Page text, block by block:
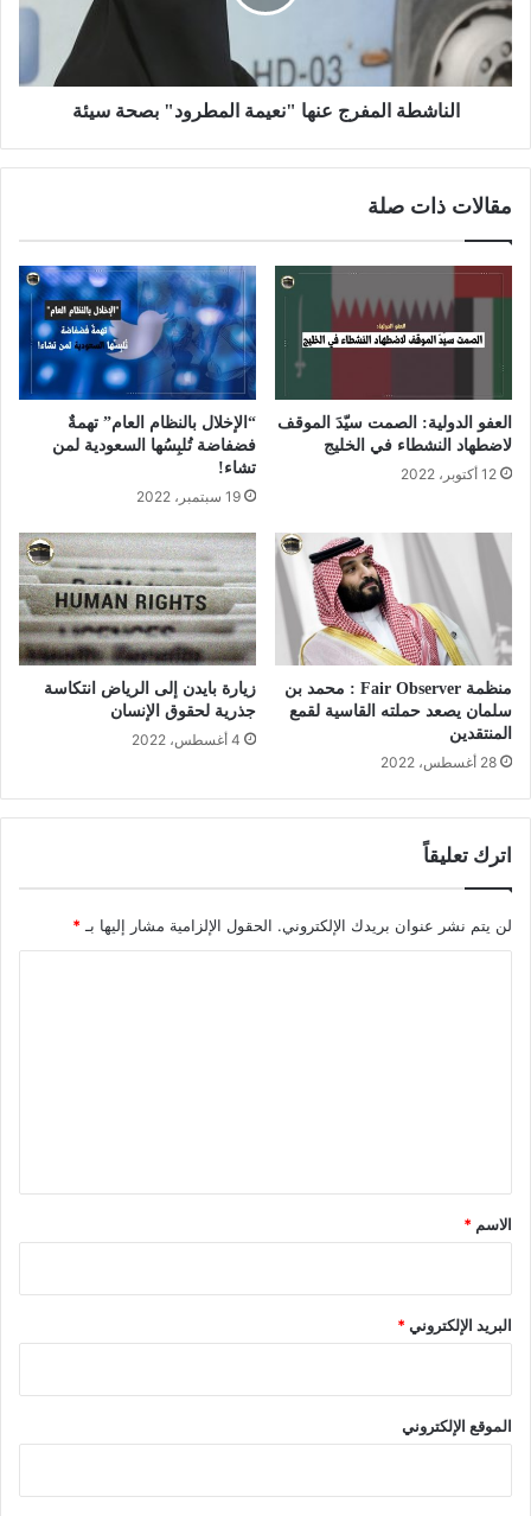
الناشطة المفرج عنها "نعيمة المطرود" بصحة سيئة
مقالات ذات صلة
العفو الدولية: الصمت سيّدَ الموقف
لاضطهاد النشطاء في الخليج
12 أكتوبر، 2022
“الإخلال بالنظام العام” تهمةٌ
فضفاضة تُلبِسُها السعودية لمن
تشاء!
19 سبتمبر، 2022
منظمة Fair Observer : محمد بن
سلمان يصعد حملته القاسية لقمع
المنتقدين
28 أغسطس، 2022
زيارة بايدن إلى الرياض انتكاسة
جذرية لحقوق الإنسان
4 أغسطس، 2022
اترك تعليقاً
لن يتم نشر عنوان بريدك الإلكتروني. الحقول الإلزامية مشار إليها بـ*
*
الاسم *
البريد الإلكتروني*
الموقع الإلكتروني